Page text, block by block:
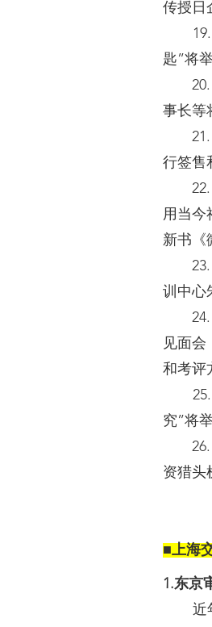
传授日
19.
匙”将
事长等
行签售
用当今
新书《
训中心
见面会
和考评
25.
究”将
资猎头
■上海
1.东京
近年